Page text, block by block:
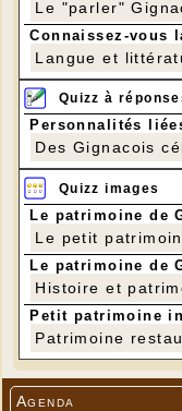
Agenda
Le "parler"
Connaissez-vous
Langue et
Quizz à
Personnalités
Des Gignacois
Quizz images
Le patrimoine de
Le petit
Le patrimoine de
Histoire et
Petit patrimoine
Patrimoine